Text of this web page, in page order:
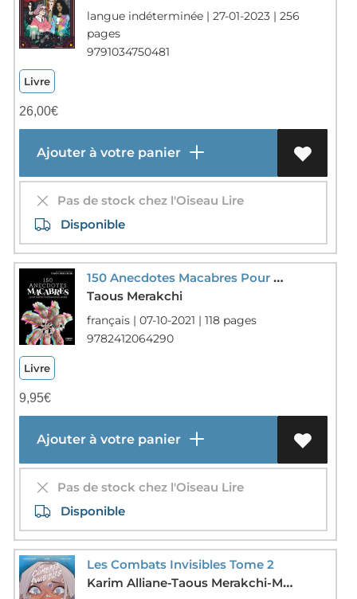
langue indéterminée | 27-01-2023 | 256
pages
9791034750481
Livre
26,00€
Ajouter à votre panier
Pas de stock chez l'Oiseau Lire
Disponible
150 Anecdotes Macabres Pour Mettre L'ambiance En Soiree
Taous Merakchi
français | 07-10-2021 | 118 pages
9782412064290
Livre
9,95€
Ajouter à votre panier
Pas de stock chez l'Oiseau Lire
Disponible
Les Combats Invisibles Tome 2
Karim Alliane-Taous Merakchi-Mashi